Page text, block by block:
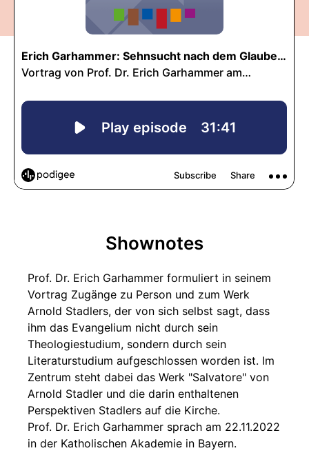
Shownotes
Prof. Dr. Erich Garhammer formuliert in seinem
Vortrag Zugänge zu Person und zum Werk
Arnold Stadlers, der von sich selbst sagt, dass
ihm das Evangelium nicht durch sein
Theologiestudium, sondern durch sein
Literaturstudium aufgeschlossen worden ist. Im
Zentrum steht dabei das Werk "Salvatore" von
Arnold Stadler und die darin enthaltenen
Perspektiven Stadlers auf die Kirche.
Prof. Dr. Erich Garhammer sprach am 22.11.2022
in der Katholischen Akademie in Bayern.